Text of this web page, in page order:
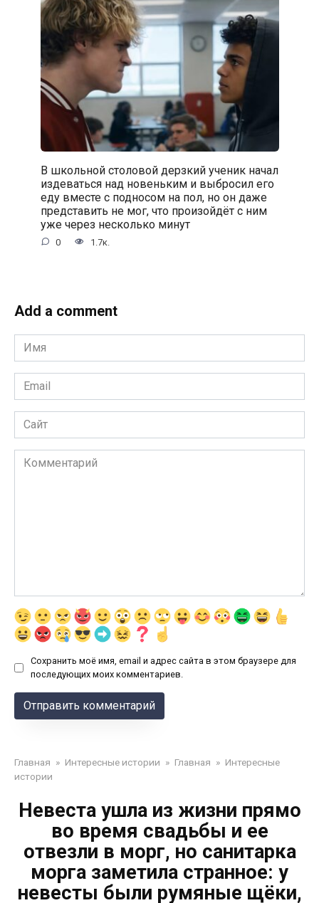
В школьной столовой дерзкий ученик начал
издеваться над новеньким и выбросил его
еду вместе с подносом на пол, но он даже
представить не мог, что произойдёт с ним
уже через несколько минут
0 1.7к.
Add a comment
Имя
*
Email
*
Сайт
Комментарий
Сохранить моё имя, email и адрес сайта в этом браузере для
последующих моих комментариев.
Главная » Интересные истории » Главная » Интересные
истории
Невеста ушла из жизни прямо
во время свадьбы и ее
отвезли в морг, но санитарка
морга заметила странное: у
невесты были румяные щёки,